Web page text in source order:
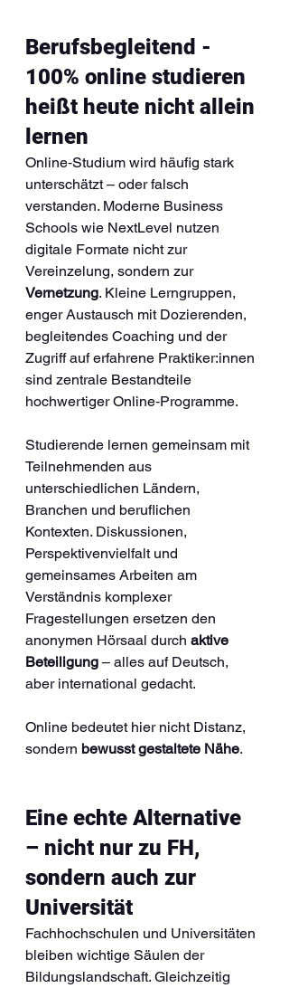
Berufsbegleitend -
100% online studieren
heißt heute nicht allein
lernen
Online‑Studium wird häufig stark
unterschätzt – oder falsch
verstanden. Moderne Business
Schools wie NextLevel nutzen
digitale Formate nicht zur
Vereinzelung, sondern zur
Vernetzung. Kleine Lerngruppen,
enger Austausch mit Dozierenden,
begleitendes Coaching und der
Zugriff auf erfahrene Praktiker:innen
sind zentrale Bestandteile
hochwertiger Online‑Programme.
Studierende lernen gemeinsam mit
Teilnehmenden aus
unterschiedlichen Ländern,
Branchen und beruflichen
Kontexten. Diskussionen,
Perspektivenvielfalt und
gemeinsames Arbeiten am
Verständnis komplexer
Fragestellungen ersetzen den
anonymen Hörsaal durch aktive
Beteiligung – alles auf Deutsch,
aber international gedacht.
Online bedeutet hier nicht Distanz,
sondern bewusst gestaltete Nähe.
Eine echte Alternative
– nicht nur zu FH,
sondern auch zur
Universität
Fachhochschulen und Universitäten
bleiben wichtige Säulen der
Bildungslandschaft. Gleichzeitig